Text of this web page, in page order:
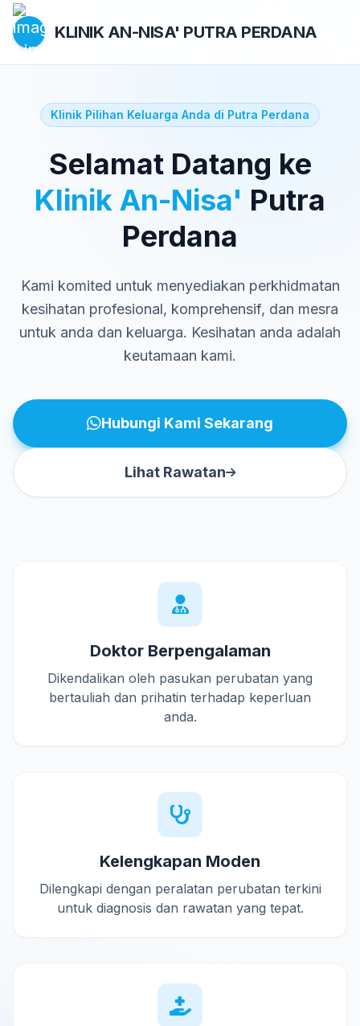
KLINIK AN-NISA' PUTRA PERDANA
Klinik Pilihan Keluarga Anda di Putra Perdana
Selamat Datang ke
Klinik An-Nisa' Putra
Perdana
Kami komited untuk menyediakan perkhidmatan
kesihatan profesional, komprehensif, dan mesra
untuk anda dan keluarga. Kesihatan anda adalah
keutamaan kami.
Hubungi Kami Sekarang
Lihat Rawatan
Doktor Berpengalaman
Dikendalikan oleh pasukan perubatan yang
bertauliah dan prihatin terhadap keperluan
anda.
Kelengkapan Moden
Dilengkapi dengan peralatan perubatan terkini
untuk diagnosis dan rawatan yang tepat.